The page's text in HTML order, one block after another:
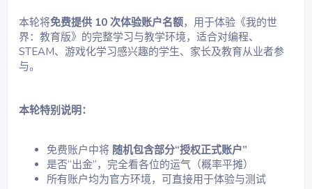
本轮将免费提供 10 次体验账户名额，用于体验《我的世
界：教育版》的完整学习与教学环境，适合对编程、
STEAM、游戏化学习感兴趣的学生、家长及教育从业者参
与。
本轮特别说明：
免费账户中将 随机包含部分“授权正式账户”
是否“出金”，完全看各位的运气（概率平摊）
所有账户均为官方环境，可直接用于体验与测试